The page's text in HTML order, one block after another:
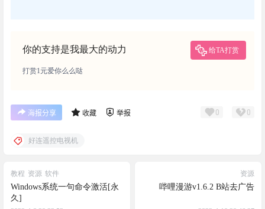
你的支持是我最大的动力 给TA打赏
打赏1元爱你么么哒
海报分享 收藏 举报 0 0
好连遥控电视机
教程 资源 软件
Windows系统一句命令激活[永
久]
资源
哔哩漫游v1.6.2 B站去广告